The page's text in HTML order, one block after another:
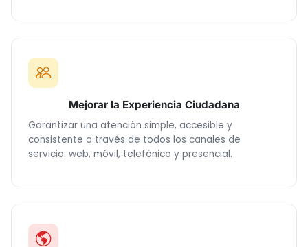
Mejorar la Experiencia Ciudadana
Garantizar una atención simple, accesible y
consistente a través de todos los canales de
servicio: web, móvil, telefónico y presencial.